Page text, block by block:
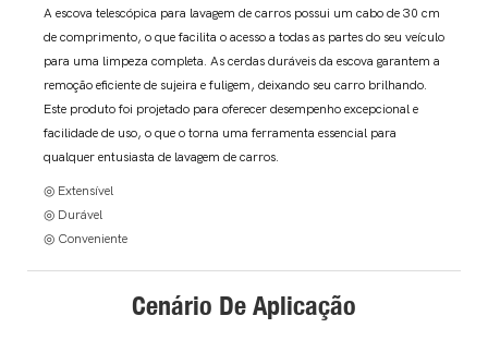
A escova telescópica para lavagem de carros possui um cabo de 30 cm
de comprimento, o que facilita o acesso a todas as partes do seu veículo
para uma limpeza completa. As cerdas duráveis ​​da escova garantem a
remoção eficiente de sujeira e fuligem, deixando seu carro brilhando.
Este produto foi projetado para oferecer desempenho excepcional e
facilidade de uso, o que o torna uma ferramenta essencial para
qualquer entusiasta de lavagem de carros.
◎ Extensível
◎ Durável
◎ Conveniente
Cenário De Aplicação